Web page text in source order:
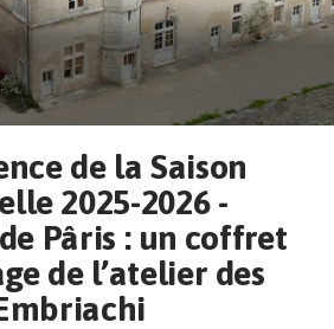
de la Saison
2025-2026 -
Pâris : un coffret
de l’atelier des